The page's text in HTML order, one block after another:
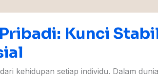
Kunci
kehidupan setiap individu. Dalam